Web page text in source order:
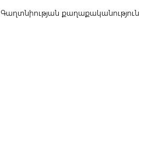
Գաղտնիության քաղաքականություն